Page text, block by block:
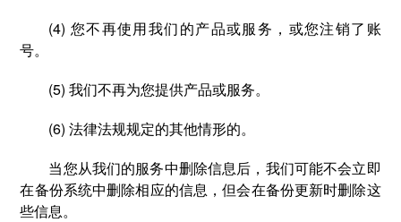
(4) 您不再使用我们的产品或服务，或您注销了账
号。
(5) 我们不再为您提供产品或服务。
(6) 法律法规规定的其他情形的。
当您从我们的服务中删除信息后，我们可能不会立即
在备份系统中删除相应的信息，但会在备份更新时删除这
些信息。